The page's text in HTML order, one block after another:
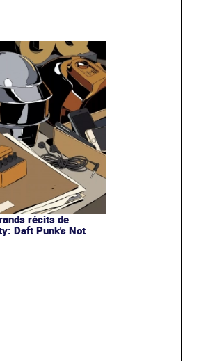
récits de
Daft Punk's Not